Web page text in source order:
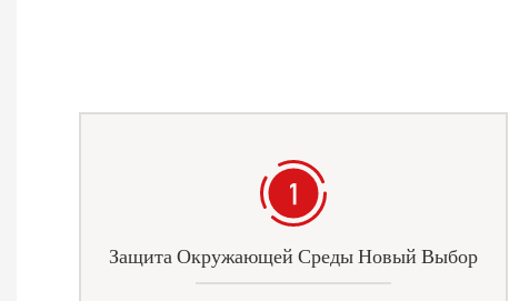
Защита Окружающей Среды Новый Выбор